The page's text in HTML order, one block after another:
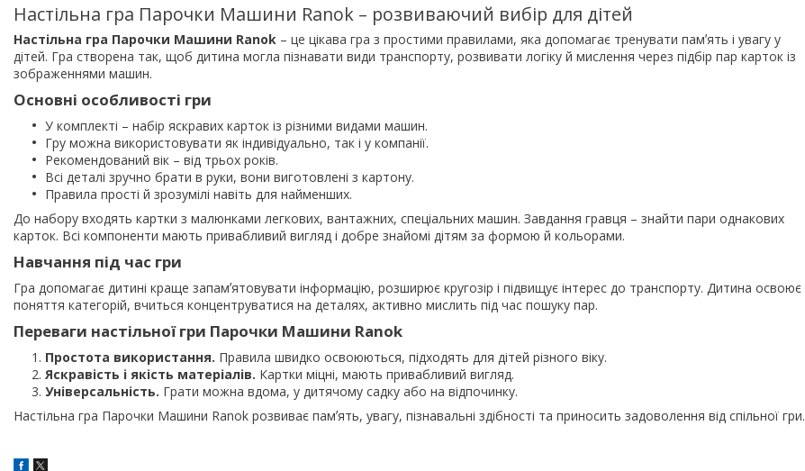
Настільна гра Парочки Машини Ranok – розвиваючий вибір для дітей
Настільна гра Парочки Машини Ranok – це цікава гра з простими правилами, яка допомагає тренувати памʼять і увагу у
дітей. Гра створена так, щоб дитина могла пізнавати види транспорту, розвивати логіку й мислення через підбір пар карток із
зображеннями машин.
Основні особливості гри
У комплекті – набір яскравих карток із різними видами машин.
Гру можна використовувати як індивідуально, так і у компанії.
Рекомендований вік – від трьох років.
Всі деталі зручно брати в руки, вони виготовлені з картону.
Правила прості й зрозумілі навіть для найменших.
До набору входять картки з малюнками легкових, вантажних, спеціальних машин. Завдання гравця – знайти пари однакових
карток. Всі компоненти мають привабливий вигляд і добре знайомі дітям за формою й кольорами.
Навчання під час гри
Гра допомагає дитині краще запамʼятовувати інформацію, розширює кругозір і підвищує інтерес до транспорту. Дитина освоює
поняття категорій, вчиться концентруватися на деталях, активно мислить під час пошуку пар.
Переваги настільної гри Парочки Машини Ranok
Простота використання. Правила швидко освоюються, підходять для дітей різного віку.
Яскравість і якість матеріалів. Картки міцні, мають привабливий вигляд.
Універсальність. Грати можна вдома, у дитячому садку або на відпочинку.
Настільна гра Парочки Машини Ranok розвиває памʼять, увагу, пізнавальні здібності та приносить задоволення від спільної гри.